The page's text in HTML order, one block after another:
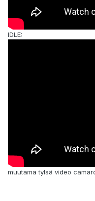
IDLE:
muutama tylsä video